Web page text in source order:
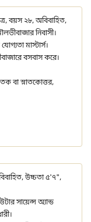
বয়স ২৮, অবিবাহিত,
নিবাসী।
মাস্টার্স।
বসবাস করে।
বা স্নাতকোত্তর,
উচ্চতা ৫'৭",
সায়েন্স অ্যান্ড